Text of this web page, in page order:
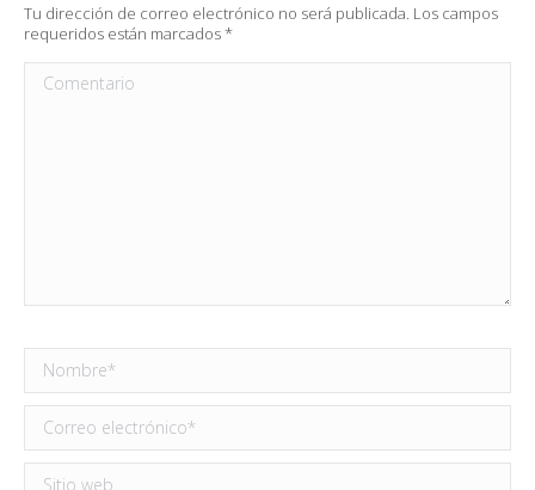
Tu dirección de correo electrónico no será publicada. Los campos
requeridos están marcados*
Comentario
Nombre *
Correo electrónico *
Sitio web